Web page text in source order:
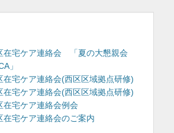
在宅ケア連絡会 「夏の大懇親会
」
在宅ケア連絡会(西区区域拠点研修)
在宅ケア連絡会(西区区域拠点研修)
在宅ケア連絡会例会
在宅ケア連絡会のご案内